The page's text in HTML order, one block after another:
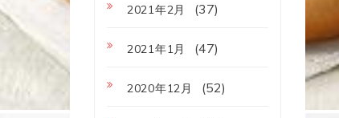
2021年2月 (37)
2021年1月 (47)
2020年12月 (52)